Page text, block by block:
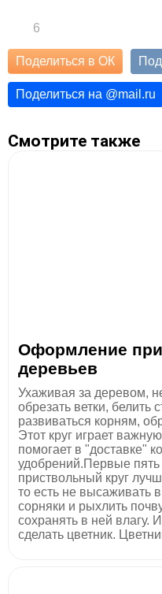
6
Поделиться в ОК
Поделиться на @mail.ru
Смотрите также
Оформление
деревьев
Ухаживая за деревом,
обрезать ветки, белить
развиваться корням,
Этот круг играет
помогает в "доставке"
удобрений.Первые пять
приствольный круг
то есть не высаживать
сорняки и рыхлить
сохранять в ней влагу.
сделать цветник.